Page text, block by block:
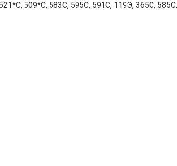
509*С, 583С, 595С, 591С, 119Э, 365С, 585С.